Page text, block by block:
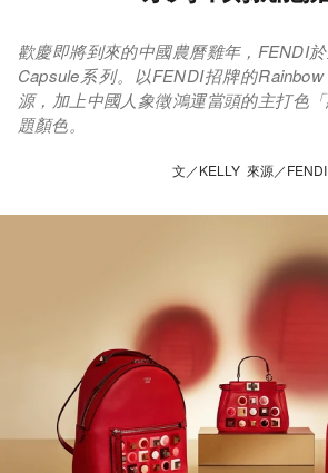
歡慶即將到來的中國農曆雞年，FENDI
Capsule系列。以FENDI招牌的
源，加上中國人象徵鴻運當頭的主打色
題顏色。
文／KELLY 來源／FENDI